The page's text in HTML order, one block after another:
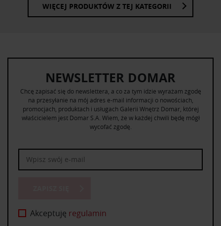
WIĘCEJ PRODUKTÓW Z TEJ KATEGORII
NEWSLETTER DOMAR
Chcę zapisać się do newslettera, a co za tym idzie wyrażam zgodę
na przesyłanie na mój adres e-mail informacji o nowościach,
promocjach, produktach i usługach Galerii Wnętrz Domar, której
właścicielem jest Domar S.A. Wiem, że w każdej chwili będę mógł
wycofać zgodę.
Akceptuję regulamin